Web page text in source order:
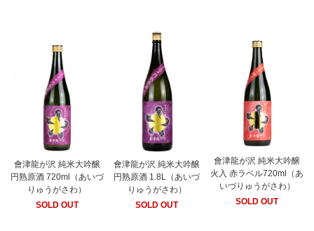
會津龍が沢 純米大吟醸
円熟原酒 720ml（あいづ
りゅうがさわ）
SOLD OUT
會津龍が沢 純米大吟醸
円熟原酒 1.8L（あいづ
りゅうがさわ）
SOLD OUT
會津龍が沢 純米大吟醸
火入 赤ラベル720ml（あ
いづりゅうがさわ）
SOLD OUT